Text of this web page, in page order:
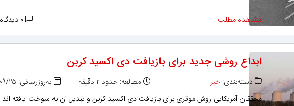
مشاهده مطلب
ابداع روشی جدید برای بازیافت دی اکسید کربن
دسته‌بندی: خبر مطالعه: حدود ۲ دقیقه
به‌روزرسانی: ۱۳۹۶/۰۹/۲۵
محققان آمریکایی روش موثری برای بازیافت دی اکسید کربن و تبدیل ان به سوخت یافته اند.